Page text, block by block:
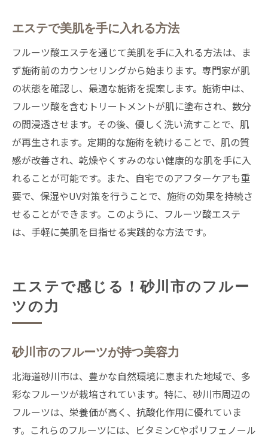
エステで美肌を手に入れる方法
フルーツ酸エステを通じて美肌を手に入れる方法は、ま
ず施術前のカウンセリングから始まります。専門家が肌
の状態を確認し、最適な施術を提案します。施術中は、
フルーツ酸を含むトリートメントが肌に塗布され、数分
の間浸透させます。その後、優しく洗い流すことで、肌
が再生されます。定期的な施術を続けることで、肌の質
感が改善され、乾燥やくすみのない健康的な肌を手に入
れることが可能です。また、自宅でのアフターケアも重
要で、保湿やUV対策を行うことで、施術の効果を持続さ
せることができます。このように、フルーツ酸エステ
は、手軽に美肌を目指せる実践的な方法です。
エステで感じる！砂川市のフルー
ツの力
砂川市のフルーツが持つ美容力
北海道砂川市は、豊かな自然環境に恵まれた地域で、多
彩なフルーツが栽培されています。特に、砂川市周辺の
フルーツは、栄養価が高く、抗酸化作用に優れていま
す。これらのフルーツには、ビタミンCやポリフェノール